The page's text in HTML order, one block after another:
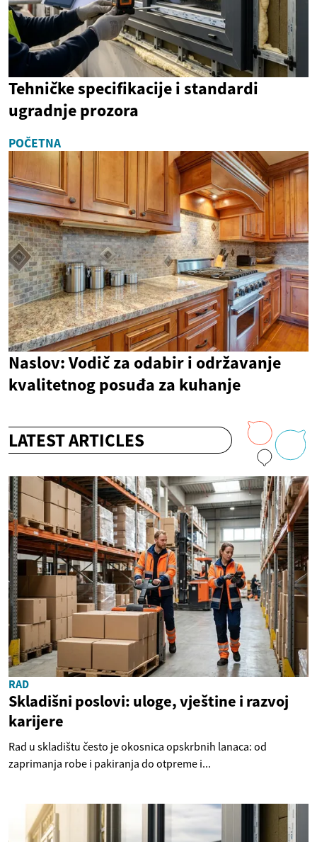
Tehničke specifikacije i standardi
ugradnje prozora
POČETNA
Naslov: Vodič za odabir i održavanje
kvalitetnog posuđa za kuhanje
LATEST ARTICLES
RAD
Skladišni poslovi: uloge, vještine i razvoj
karijere
Rad u skladištu često je okosnica opskrbnih lanaca: od
zaprimanja robe i pakiranja do otpreme i...